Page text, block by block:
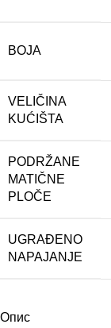
BOJA
VELIČINA
KUĆIŠTA
PODRŽANE
MATIČNE
PLOČE
UGRAĐENO
NAPAJANJE
Опис